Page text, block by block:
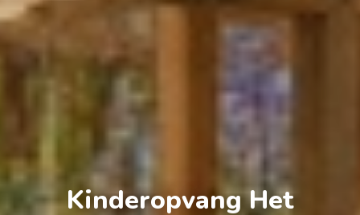
Kinderopvang Het